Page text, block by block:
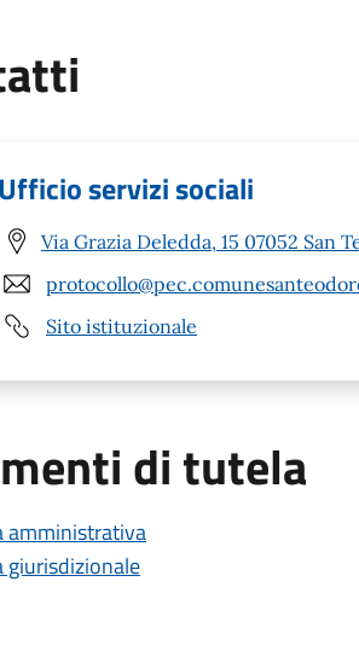
Ufficio servizi sociali
Via Grazia Deledda, 15 07052 San
Sito istituzionale
di tutela
amministrativa
giurisdizionale